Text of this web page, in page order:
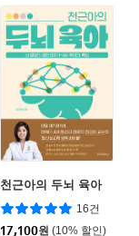
천근아의 두뇌 육아
16건
17,100원 (10% 할인)